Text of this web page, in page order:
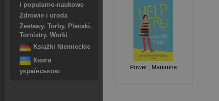
i popularno-naukowe
Zdrowie i uroda
Zestawy. Torby. Plecaki.
Tornistry. Worki
Książki Niemieckie
Книги
українською
Power , Marianne